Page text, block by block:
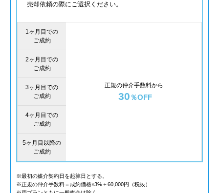
売却依頼の際にご選択ください。
1ヶ月目での
ご成約
正規の仲介手数料から
30 ％OFF
2ヶ月目での
ご成約
3ヶ月目での
ご成約
4ヶ月目での
ご成約
5ヶ月目以降の
ご成約
※最初の媒介契約日を起算日とする。
※正規の仲介手数料＝成約価格×3%＋60,000円（税抜）